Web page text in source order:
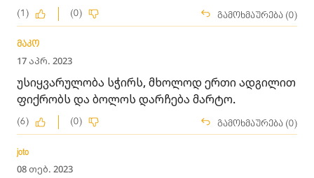
(1) (0) გამოხმაურება (0)
მაკო
17 აპრ. 2023
უსიყვარულობა სჭირს, მხოლოდ ერთი ადგილით
ფიქრობს და ბოლოს დარჩება მარტო.
(6) (0) გამოხმაურება (0)
joto
08 თებ. 2023